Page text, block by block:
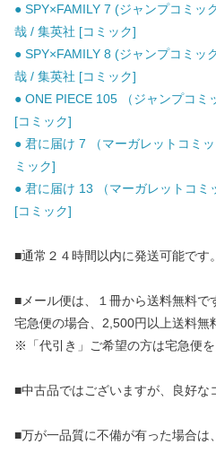
● SPY×FAMILY 7 (ジャンプコミッ
哉 / 集英社 [コミック]
● SPY×FAMILY 8 (ジャンプコミッ
哉 / 集英社 [コミック]
● ONE PIECE 105 （ジャンプコミ
[コミック]
● 君に届け 7 （マーガレットコミ
ミック]
● 君に届け 13 （マーガレットコミ
[コミック]
■通常２４時間以内に発送可能です。
■メール便は、１冊から送料無料で
宅急便の場合、2,500円以上送料無
※「代引き」ご希望の方は宅急便を
■中古品ではございますが、良好な
■万が一品質に不備が有った場合は